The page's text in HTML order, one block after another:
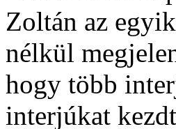
Zoltán az
nélkül
hogy több
interjúkat